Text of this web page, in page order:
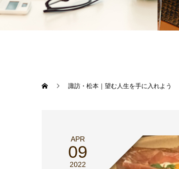
諏訪・松本｜望む人生を手に入れよう
APR
09
2022